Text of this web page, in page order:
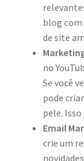
blog
de site
no
Se você
pode
pele.
Email
crie um